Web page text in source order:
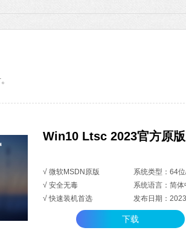
Win10 Ltsc 2023官方原
√ 微软MSDN原版
系统类型：64
√ 安全无毒
系统语言：简体
√ 快速装机首选
发布日期：
下载